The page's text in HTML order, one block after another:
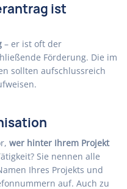
ist
– er ist oft der
Förderung. Die im
sollten aufschlussreich
wer hinter Ihrem Projekt
Sie nennen alle
Ihres Projekts und
auf. Auch zu